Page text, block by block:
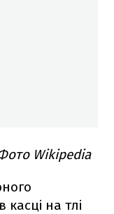
Wikipedia
на тлі